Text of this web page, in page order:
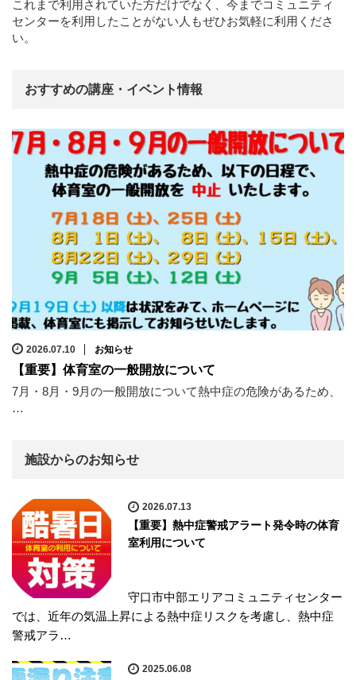
これまで利用されていた方だけでなく、今までコミュニティ
センターを利用したことがない人もぜひお気軽に利用くださ
い。
おすすめの講座・イベント情報
2026.07.10 お知らせ
【重要】体育室の一般開放について
7月・8月・9月の一般開放について熱中症の危険があるため、
…
施設からのお知らせ
2026.07.13
【重要】熱中症警戒アラート発令時の体育
室利用について
守口市中部エリアコミュニティセンター
では、近年の気温上昇による熱中症リスクを考慮し、熱中症
警戒アラ…
2025.06.08